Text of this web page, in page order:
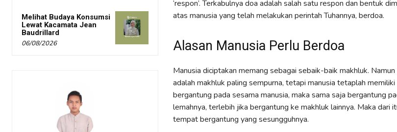
Melihat Budaya Konsumsi
Lewat Kacamata Jean
Baudrillard
06/08/2026
‘respon’. Terkabulnya doa adalah salah satu respon dan bentuk
atas manusia yang telah melakukan perintah Tuhannya, berdoa.
Alasan Manusia Perlu Berdoa
Manusia diciptakan memang sebagai sebaik-baik makhluk.
adalah makhluk paling sempurna, tetapi manusia tetaplah
bergantung pada sesama manusia, maka sama saja bergantung
lemahnya, terlebih jika bergantung ke makhluk lainnya. Maka dari
tempat bergantung yang sesungguhnya.